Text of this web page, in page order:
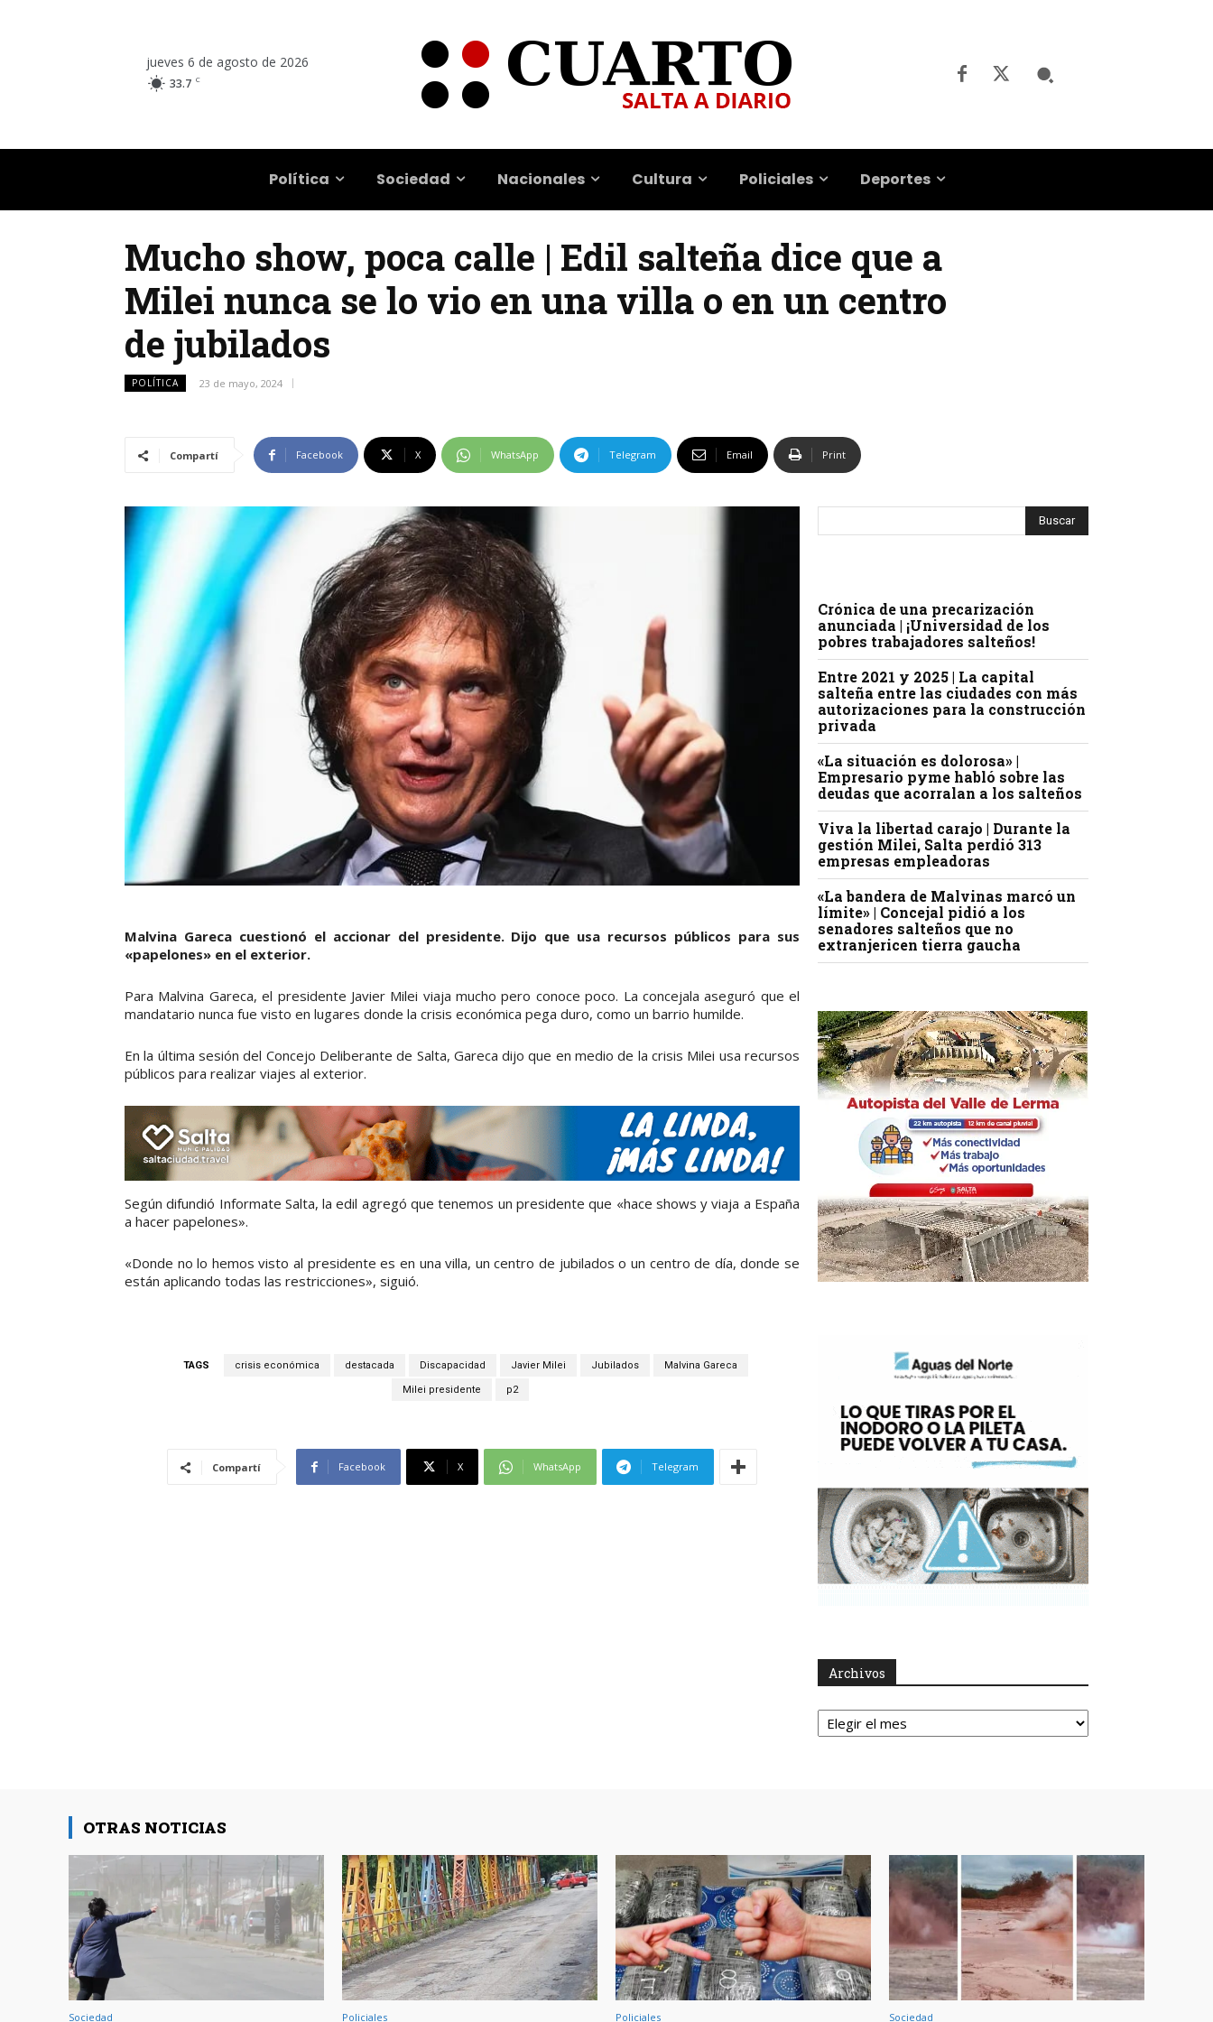
jueves 6 de agosto de 2026
33.7 C
Política Sociedad Nacionales Cultura Policiales Deportes
Mucho show, poca calle | Edil salteña dice que a
Milei nunca se lo vio en una villa o en un centro
de jubilados
POLÍTICA 23 de mayo, 2024
Compartí Facebook X WhatsApp Telegram Email Print
Malvina Gareca cuestionó el accionar del presidente. Dijo que usa recursos públicos para sus
«papelones» en el exterior.
Para Malvina Gareca, el presidente Javier Milei viaja mucho pero conoce poco. La concejala aseguró que el
mandatario nunca fue visto en lugares donde la crisis económica pega duro, como un barrio humilde.
En la última sesión del Concejo Deliberante de Salta, Gareca dijo que en medio de la crisis Milei usa recursos
públicos para realizar viajes al exterior.
Según difundió Informate Salta, la edil agregó que tenemos un presidente que «hace shows y viaja a España
a hacer papelones».
«Donde no lo hemos visto al presidente es en una villa, un centro de jubilados o un centro de día, donde se
están aplicando todas las restricciones», siguió.
TAGS crisis económica destacada Discapacidad Javier Milei Jubilados Malvina Gareca
Milei presidente p2
Compartí Facebook X WhatsApp Telegram
Crónica de una precarización
anunciada | ¡Universidad de los
pobres trabajadores salteños!
Entre 2021 y 2025 | La capital
salteña entre las ciudades con más
autorizaciones para la construcción
privada
«La situación es dolorosa» |
Empresario pyme habló sobre las
deudas que acorralan a los salteños
Viva la libertad carajo | Durante la
gestión Milei, Salta perdió 313
empresas empleadoras
«La bandera de Malvinas marcó un
límite» | Concejal pidió a los
senadores salteños que no
extranjericen tierra gaucha
Archivos
Archivos
OTRAS NOTICIAS
Sociedad Policiales Policiales Sociedad